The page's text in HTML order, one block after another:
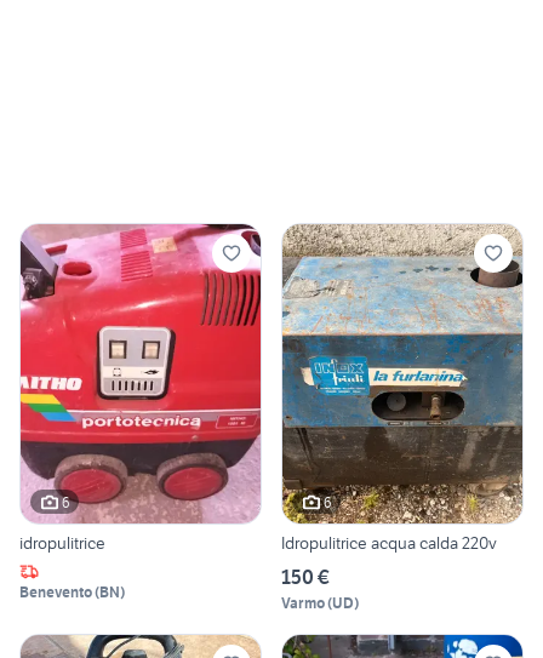
6
idropulitrice
Benevento(BN)
6
Idropulitrice acqua calda 220v
150 €
Varmo(UD)